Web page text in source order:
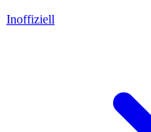
Inoffiziell